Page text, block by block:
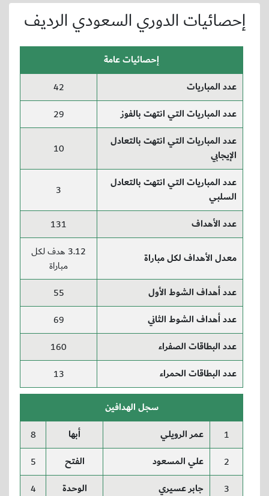
إحصائيات الدوري السعودي الرديف
إحصائيات عامة
عدد المباريات
42
عدد المباريات التي انتهت بالفوز 29
عدد المباريات التي انتهت بالتعادل
الإيجابي
10
عدد المباريات التي انتهت بالتعادل
السلبي
3
عدد الأهداف 131
معدل الأهداف لكل مباراة
3.12 هدف لكل
مباراة
عدد أهداف الشوط الأول 55
عدد أهداف الشوط الثاني 69
عدد البطاقات الصفراء 160
عدد البطاقات الحمراء 13
سجل الهدافين
1 عمر الرويلي أبها
8
2
علي المسعود الفتح
5
3
جابر عسيري الوحدة
4